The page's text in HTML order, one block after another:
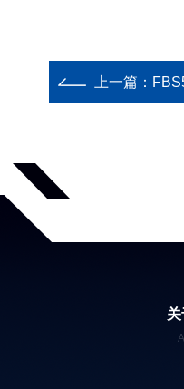
上一篇：